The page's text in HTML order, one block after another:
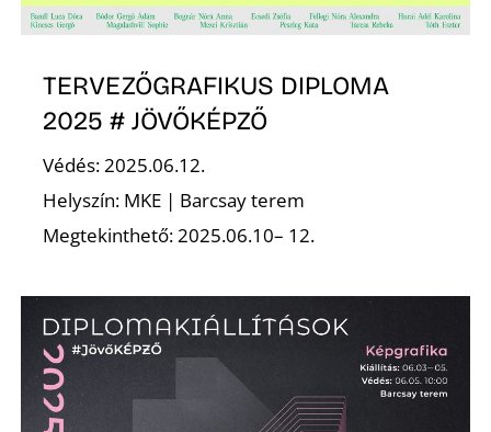
TERVEZŐGRAFIKUS DIPLOMA
2025 # JÖVŐKÉPZŐ
Védés: 2025.06.12.
Helyszín: MKE | Barcsay terem
Megtekinthető: 2025.06.10– 12.